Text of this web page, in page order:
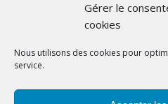
Gérer le
cookies
Nous utilisons des cookies pour
service.
LES REENACTORS